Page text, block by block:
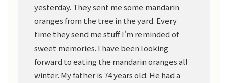
yesterday. They sent me some mandarin
oranges from the tree in the yard. Every
time they send me stuff I'm reminded of
sweet memories. I have been looking
forward to eating the mandarin oranges all
winter. My father is 74 years old. He had a